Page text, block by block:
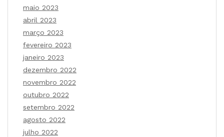
maio 2023
abril 2023
março 2023
fevereiro 2023
janeiro 2023
dezembro 2022
novembro 2022
outubro 2022
setembro 2022
agosto 2022
julho 2022